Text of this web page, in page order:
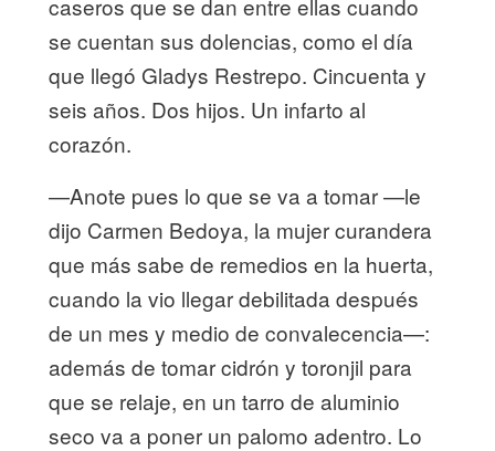
se cuentan sus dolencias, como el día
que llegó Gladys Restrepo. Cincuenta y
seis años. Dos hijos. Un infarto al
corazón.
—Anote pues lo que se va a tomar —le
dijo Carmen Bedoya, la mujer curandera
que más sabe de remedios en la huerta,
cuando la vio llegar debilitada después
de un mes y medio de convalecencia—:
además de tomar cidrón y toronjil para
que se relaje, en un tarro de aluminio
seco va a poner un palomo adentro. Lo